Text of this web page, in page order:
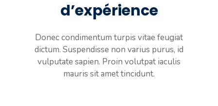
d’expérience
Donec condimentum turpis vitae feugiat
dictum. Suspendisse non varius purus, id
vulputate sapien. Proin volutpat iaculis
mauris sit amet tincidunt.